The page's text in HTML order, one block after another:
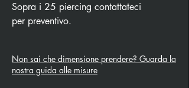
Sopra i 25 piercing contattateci
per preventivo.
Non sai che dimensione prendere? Guarda la
nostra guida alle misure